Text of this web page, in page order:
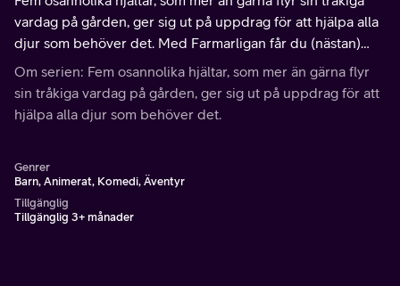
vardag på gården, ger sig ut på uppdrag för att hjälpa alla
djur som behöver det. Med Farmarligan får du (nästan)
garanterat det du behöver. Kanske.
Om serien: Fem osannolika hjältar, som mer än gärna flyr
sin tråkiga vardag på gården, ger sig ut på uppdrag för att
hjälpa alla djur som behöver det.
Genrer
Barn, Animerat, Komedi, Äventyr
Tillgänglig
Tillgänglig 3+ månader